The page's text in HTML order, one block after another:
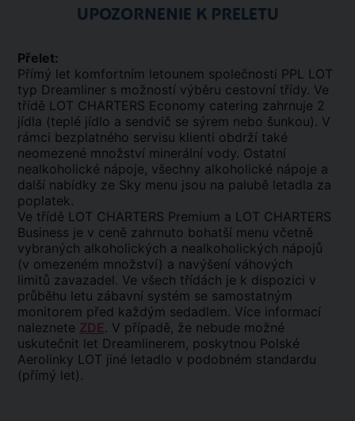
UPOZORNENIE K PRELETU
Přelet:
Přímý let komfortním letounem společnosti PPL LOT
typ Dreamliner s možností výběru cestovní třídy. Ve
třídě LOT CHARTERS Economy catering zahrnuje 2
jídla (teplé jídlo a sendvič se sýrem nebo šunkou). V
rámci bezplatného servisu klienti obdrží také
neomezené množství minerální vody. Ostatní
nealkoholické nápoje, všechny alkoholické nápoje a
další nabídky ze Sky menu jsou na palubě letadla za
poplatek.
Ve třídě LOT CHARTERS Premium a LOT CHARTERS
Business je v ceně zahrnuto bohatší menu včetně
vybraných alkoholických a nealkoholických nápojů
(v omezeném množství) a navýšení váhových
limitů zavazadel. Ve všech třídách je k dispozici v
průběhu letu zábavní systém se samostatným
monitorem před každým sedadlem. Více informací
naleznete ZDE . V případě, že nebude možné
uskutečnit let Dreamlinerem, poskytnou Polské
Aerolinky LOT jiné letadlo v podobném standardu
(přímý let).